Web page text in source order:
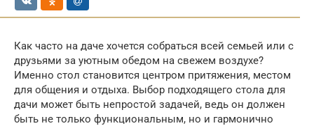
Как часто на даче хочется собраться всей семьей или с
друзьями за уютным обедом на свежем воздухе?
Именно стол становится центром притяжения, местом
для общения и отдыха. Выбор подходящего стола для
дачи может быть непростой задачей, ведь он должен
быть не только функциональным, но и гармонично